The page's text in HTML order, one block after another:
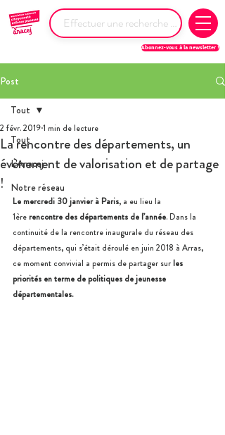
Abonnez-vous à la newsletter !
Post
Tout
L'Anacej
Notre réseau
Tout
La rencontre des départements, un
évènement de valorisation et de partage
!
2 févr. 20191 min de lecture
Le mercredi 30 janvier à Paris, a eu lieu la
1ère rencontre des départements de l’année. Dans la
continuité de la rencontre inaugurale du réseau des
départements, qui s’était déroulé en juin 2018 à Arras,
ce moment convivial a permis de partager sur les
priorités en terme de politiques de jeunesse
départementales.